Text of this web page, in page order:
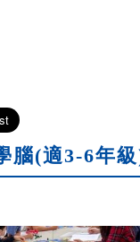
腦(適3-6年級